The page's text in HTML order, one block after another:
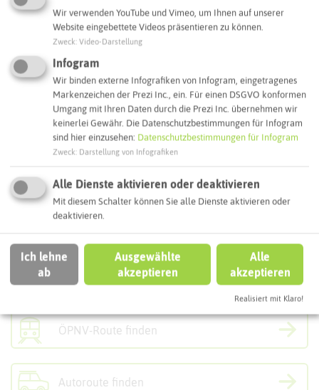
Leaflet OpenStreetMap contributors |
Adresse:
Zeche Waltrop
Sydowstraße
Webseite
Interaktive Karte
Routenplanung zum Ziel:
ÖPNV-Route finden
Autoroute finden
Wir verwenden YouTube und Vimeo, um Ihnen auf unserer
Website eingebettete Videos präsentieren zu können.
Zweck Video-Darstellung
Infogram
Wir binden externe Infografiken von Infogram, eingetragenes
Markenzeichen der Prezi Inc., ein. Für einen DSGVO konformen
Umgang mit Ihren Daten durch die Prezi Inc. übernehmen wir
keinerlei Gewähr. Die Datenschutzbestimmungen für Infogram
sind hier einzusehen: Datenschutzbestimmungen für Infogram
Zweck Darstellung von Infografiken
Alle Dienste aktivieren oder deaktivieren
Mit diesem Schalter können Sie alle Dienste aktivieren oder
deaktivieren.
Ich lehne
ab
Ausgewählte
akzeptieren
Alle
akzeptieren
Realisiert mit Klaro!